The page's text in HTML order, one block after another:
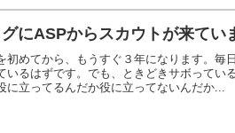
にASPからスカウトが来てい
初めてから、もうすぐ３年になります。毎
いるはずです。でも、ときどきサボってい
に立ってるんだか役に立ってないんだか...